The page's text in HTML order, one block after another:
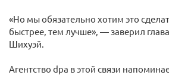
«Но мы обязательно хотим это
быстрее, тем лучше», — заверил
Шихуэй.
Агентство dpa в этой связи